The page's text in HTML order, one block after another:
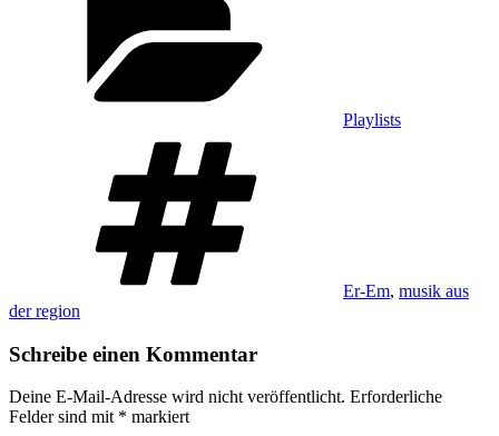
Playlists
Er-Em, musik aus
der region
Schreibe einen Kommentar
Deine E-Mail-Adresse wird nicht veröffentlicht. Erforderliche
Felder sind mit * markiert